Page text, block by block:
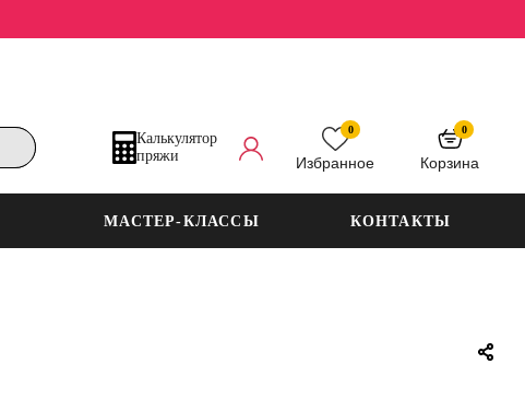
Калькулятор
пряжи
Избранное
0
Корзина
0
МАСТЕР-КЛАССЫ КОНТАКТЫ